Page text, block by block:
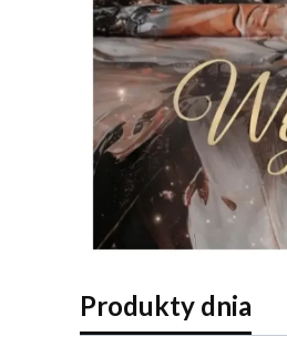
Produkty dnia